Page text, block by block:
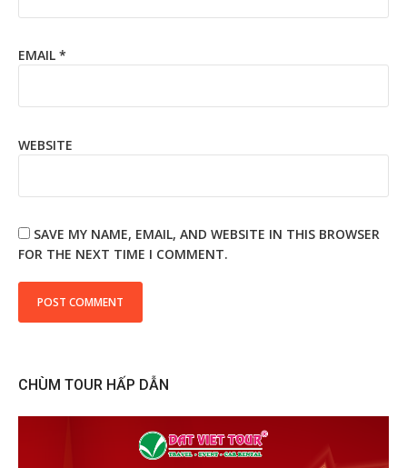
EMAIL *
WEBSITE
SAVE MY NAME, EMAIL, AND WEBSITE IN THIS BROWSER
FOR THE NEXT TIME I COMMENT.
CHÙM TOUR HẤP DẪN